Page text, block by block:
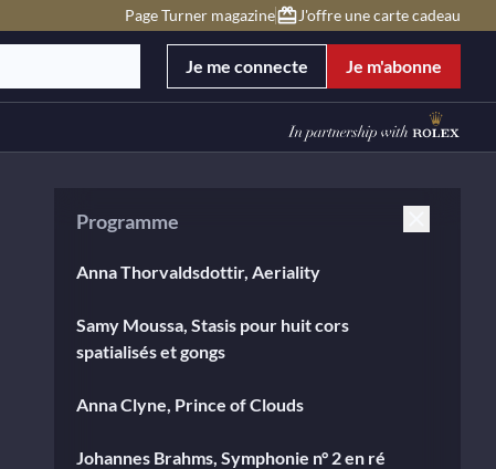
Page Turner magazine J'offre une carte cadeau
Je me connecte Je m'abonne
Programme
Anna Thorvaldsdottir, Aeriality
Samy Moussa, Stasis pour huit cors
spatialisés et gongs
Anna Clyne, Prince of Clouds
Johannes Brahms, Symphonie n° 2 en ré